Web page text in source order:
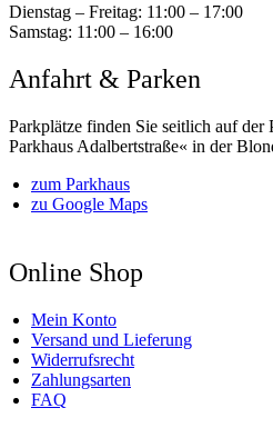
Dienstag – Freitag: 11:00 – 17:00
Samstag: 11:00 – 16:00
Anfahrt & Parken
Parkplätze finden Sie seitlich auf der
Parkhaus Adalbertstraße« in der
zum Parkhaus
zu Google Maps
Online Shop
Mein Konto
Versand und Lieferung
Widerrufsrecht
Zahlungsarten
FAQ